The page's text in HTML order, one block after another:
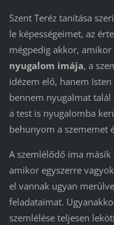
Szent Teréz tanítása
le képességeimet, az
mégpedig akkor,
nyugalom imája, a
idézem elő, hanem
bennem nyugalmat talál
a test is nyugalomba
behunyom a szememet
A szemlélődő ima másik
amikor egyszerre
el vannak ugyan
feladataimat.
szemlélése teljesen